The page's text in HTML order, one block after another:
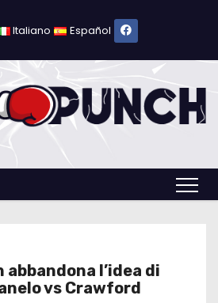
Italiano Español
l’idea di
vs Crawford